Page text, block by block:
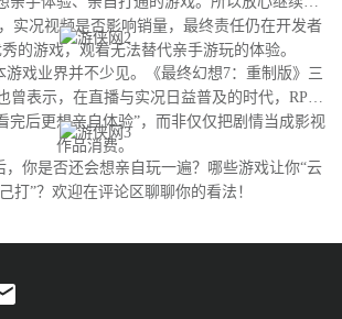
实况视频是否影响销量，最终责任仍在开发者
的游戏，观看无法替代亲手游玩的体验。
业界并不少见。《最终幻想7：重制版》三
曾表示，在直播与实况日益普及的时代，RPG
完后更想亲自体验”，而非仅仅把剧情当成影视
作品消费。
是否还会想亲自玩一遍？哪些游戏让你“云
打”？欢迎在评论区聊聊你的看法！